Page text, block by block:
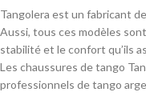
Tangolera est un fabricant
Aussi, tous ces modèles
stabilité et le confort qu’ils
Les chaussures de tango
professionnels de tango